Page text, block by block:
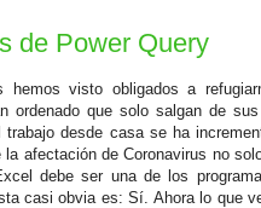
de Power Query
hemos visto obligados a
ordenado que solo salgan de
desde casa se ha
afectación de Coronavirus no
debe ser una de los
casi obvia es: Sí. Ahora lo que